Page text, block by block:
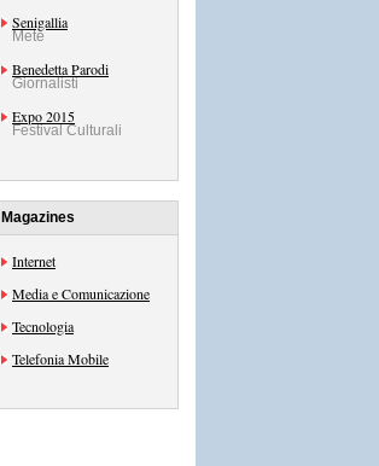
Senigallia
Mete
Benedetta Parodi
Giornalisti
Expo 2015
Festival Culturali
Magazines
Internet
Media e Comunicazione
Tecnologia
Telefonia Mobile